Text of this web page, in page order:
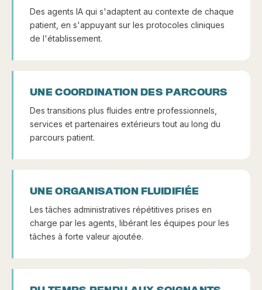
Des agents IA qui s'adaptent au contexte de chaque
patient, en s'appuyant sur les protocoles cliniques
de l'établissement.
UNE COORDINATION DES PARCOURS
Des transitions plus fluides entre professionnels,
services et partenaires extérieurs tout au long du
parcours patient.
UNE ORGANISATION FLUIDIFIÉE
Les tâches administratives répétitives prises en
charge par les agents, libérant les équipes pour les
tâches à forte valeur ajoutée.